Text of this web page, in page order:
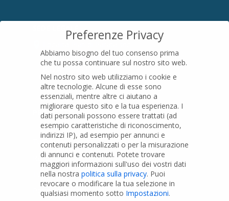
16015 Casella (GE) – Italy
01079200299
PRODOTTI
Tubi PVC
Raccordi PVC
Tubi e Raccordi in PVC-A
Pozzi Artesiani
Preferenze Privacy
Abbiamo bisogno del tuo consenso prima
che tu possa continuare sul nostro sito web.
Nel nostro sito web utilizziamo i cookie e
altre tecnologie. Alcune di esse sono
essenziali, mentre altre ci aiutano a
migliorare questo sito e la tua esperienza. I
dati personali possono essere trattati (ad
esempio caratteristiche di riconoscimento,
indirizzi IP), ad esempio per annunci e
contenuti personalizzati o per la misurazione
di annunci e contenuti. Potete trovare
maggiori informazioni sull'uso dei vostri dati
nella nostra politica sulla privacy. Puoi
revocare o modificare la tua selezione in
qualsiasi momento sotto Impostazioni.